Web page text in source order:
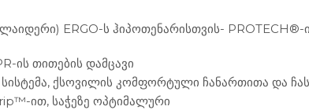
ERGO-ს ჰიპოთენარისთვის- PROTECH®-
ის თითების დამცავი
სისტემა, ქსოვილის კომფორტული ჩანართითა და
ით, საჭეზე ოპტიმალური